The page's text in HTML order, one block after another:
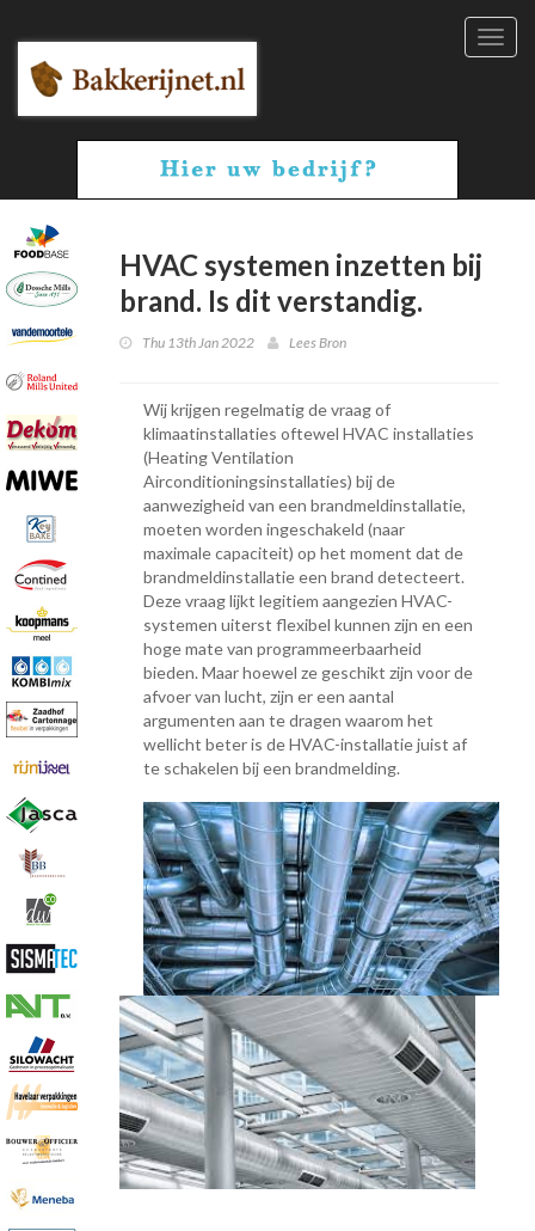
HVAC systemen inzetten bij
brand. Is dit verstandig.
Thu 13th Jan 2022 Lees Bron
Wij krijgen regelmatig de vraag of
klimaatinstallaties oftewel HVAC installaties
(Heating Ventilation
Airconditioningsinstallaties) bij de
aanwezigheid van een brandmeldinstallatie,
moeten worden ingeschakeld (naar
maximale capaciteit) op het moment dat de
brandmeldinstallatie een brand detecteert.
Deze vraag lijkt legitiem aangezien HVAC-
systemen uiterst flexibel kunnen zijn en een
hoge mate van programmeerbaarheid
bieden. Maar hoewel ze geschikt zijn voor de
afvoer van lucht, zijn er een aantal
argumenten aan te dragen waarom het
wellicht beter is de HVAC-installatie juist af
te schakelen bij een brandmelding.